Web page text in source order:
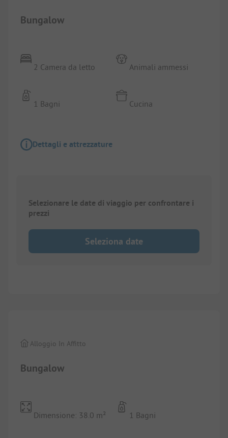
Bungalow
2 Camera da letto
1 Bagni
Animali ammessi
Cucina
Dettagli e attrezzature
Selezionare le date di viaggio per confrontare i
prezzi
Seleziona date
Bungalow
Alloggio In Affitto
Dimensione: 38.0 m² 1 Bagni